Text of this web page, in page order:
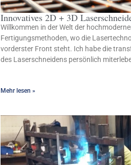
Innovatives 2D + 3D
Willkommen in der Welt der
Fertigungsmethoden, wo die
vorderster Front steht. Ich habe die
des Laserschneidens persönlich
Mehr lesen »